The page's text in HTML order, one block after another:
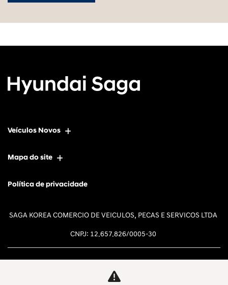
Veículos Novos
Mapa do site
Política de privacidade
SAGA KOREA COMERCIO DE VEICULOS, PECAS E SERVICOS LTDA
CNPJ: 12.657.826/0005-30